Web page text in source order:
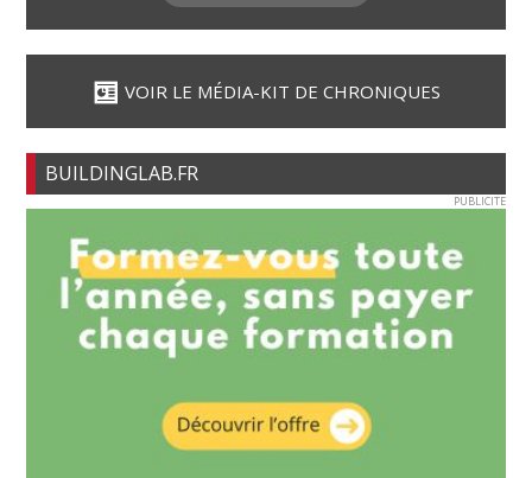
VOIR LE MÉDIA-KIT DE CHRONIQUES
BUILDINGLAB.FR
PUBLICITE